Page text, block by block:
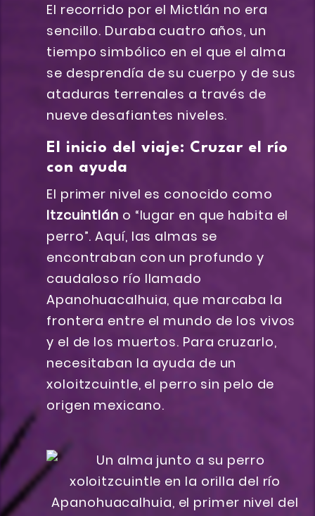
El recorrido por el Mictlán no era
sencillo. Duraba cuatro años, un
tiempo simbólico en el que el alma
se desprendía de su cuerpo y de sus
ataduras terrenales a través de
nueve desafiantes niveles.
El inicio del viaje: Cruzar el río
con ayuda
El primer nivel es conocido como
Itzcuintlán o “lugar en que habita el
perro”. Aquí, las almas se
encontraban con un profundo y
caudaloso río llamado
Apanohuacalhuia, que marcaba la
frontera entre el mundo de los vivos
y el de los muertos. Para cruzarlo,
necesitaban la ayuda de un
xoloitzcuintle, el perro sin pelo de
origen mexicano.